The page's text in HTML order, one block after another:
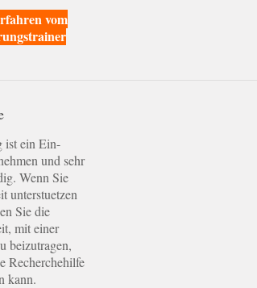
vom
ist ein Ein-
und sehr
Wenn Sie
unterstuetzen
Sie die
mit einer
beizutragen,
Recherchehilfe
kann.